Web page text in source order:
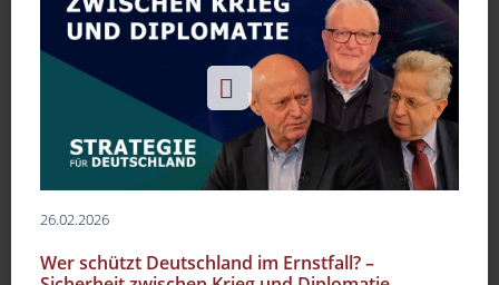
26.02.2026
Wer schützt Deutschland im Ernstfall? –